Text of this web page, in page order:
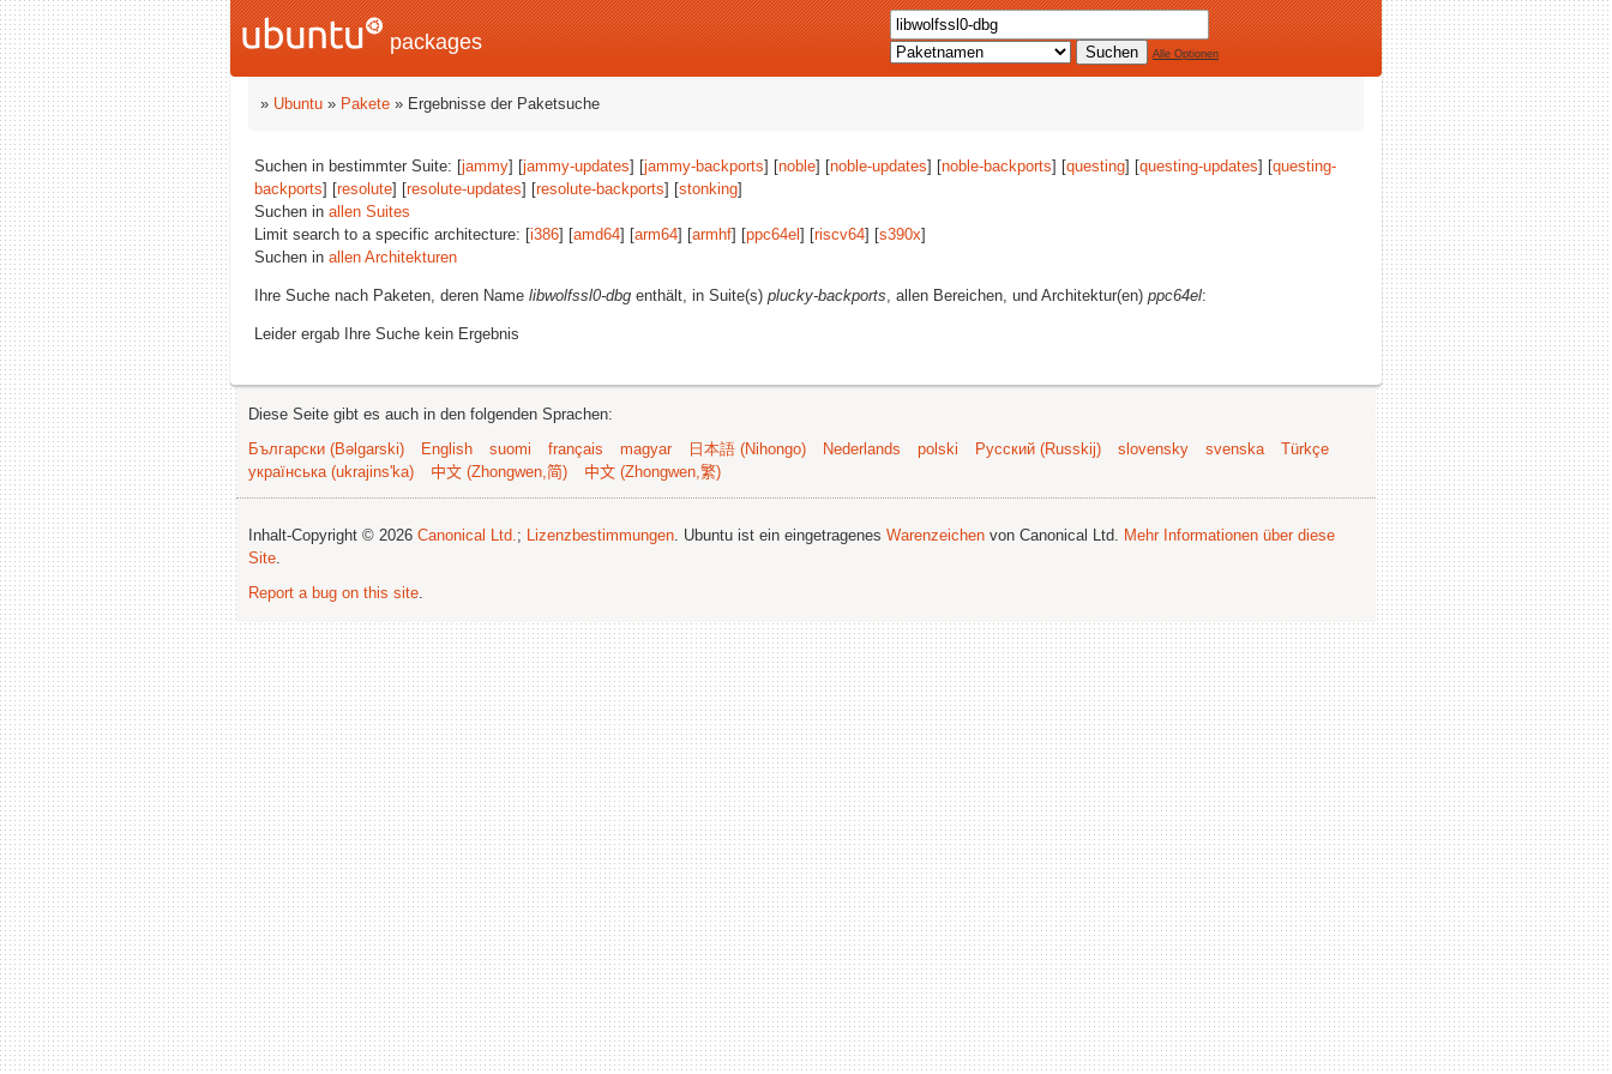
packages Alle Optionen
» Ubuntu » Pakete » Ergebnisse der Paketsuche
Suchen in bestimmter Suite: [jammy] [jammy-updates] [jammy-backports] [noble] [noble-updates] [noble-backports] [questing] [questing-updates] [questing-
backports] [resolute] [resolute-updates] [resolute-backports] [stonking]
Suchen in allen Suites
Limit search to a specific architecture: [i386] [amd64] [arm64] [armhf] [ppc64el ] [riscv64] [s390x]
Suchen in allen Architekturen
Ihre Suche nach Paketen, deren Name libwolfssl0-dbg enthält, in Suite(s) plucky-backports, allen Bereichen, und Architektur(en) ppc64el:
Leider ergab Ihre Suche kein Ergebnis
Diese Seite gibt es auch in den folgenden Sprachen:
Български (Bəlgarski)
English suomi français magyar 日本語 (Nihongo) Nederlands polski Русский (Russkij) slovensky svenska
Türkçe
українська (ukrajins'ka)
中文 (Zhongwen,简) 中文 (Zhongwen,繁)
Inhalt-Copyright © 2026 Canonical Ltd.; Lizenzbestimmungen. Ubuntu ist ein eingetragenes Warenzeichen von Canonical Ltd. Mehr Informationen über diese
Site.
Report a bug on this site.